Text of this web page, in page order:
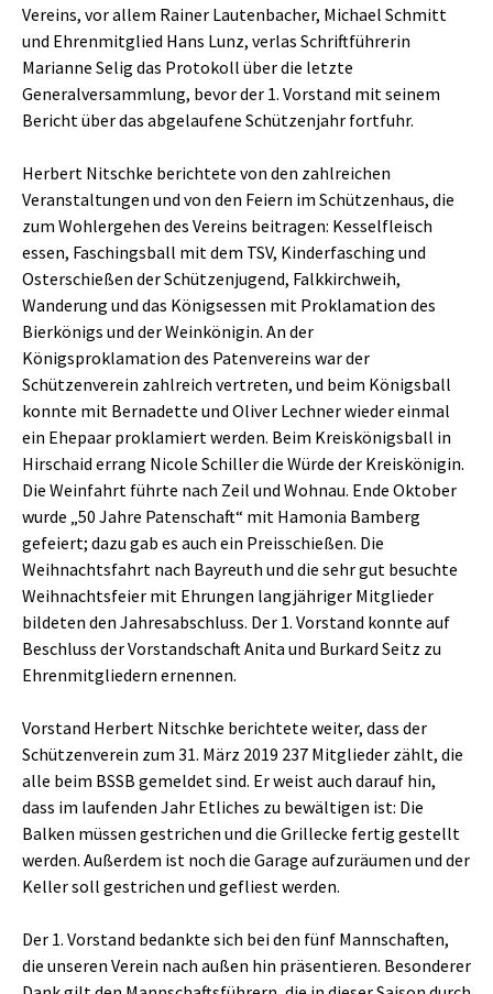
Vereins, vor allem Rainer Lautenbacher, Michael Schmitt
und Ehrenmitglied Hans Lunz, verlas Schriftführerin
Marianne Selig das Protokoll über die letzte
Generalversammlung, bevor der 1. Vorstand mit seinem
Bericht über das abgelaufene Schützenjahr fortfuhr.
Herbert Nitschke berichtete von den zahlreichen
Veranstaltungen und von den Feiern im Schützenhaus, die
zum Wohlergehen des Vereins beitragen: Kesselfleisch
essen, Faschingsball mit dem TSV, Kinderfasching und
Osterschießen der Schützenjugend, Falkkirchweih,
Wanderung und das Königsessen mit Proklamation des
Bierkönigs und der Weinkönigin. An der
Königsproklamation des Patenvereins war der
Schützenverein zahlreich vertreten, und beim Königsball
konnte mit Bernadette und Oliver Lechner wieder einmal
ein Ehepaar proklamiert werden. Beim Kreiskönigsball in
Hirschaid errang Nicole Schiller die Würde der Kreiskönigin.
Die Weinfahrt führte nach Zeil und Wohnau. Ende Oktober
wurde „50 Jahre Patenschaft“ mit Hamonia Bamberg
gefeiert; dazu gab es auch ein Preisschießen. Die
Weihnachtsfahrt nach Bayreuth und die sehr gut besuchte
Weihnachtsfeier mit Ehrungen langjähriger Mitglieder
bildeten den Jahresabschluss. Der 1. Vorstand konnte auf
Beschluss der Vorstandschaft Anita und Burkard Seitz zu
Ehrenmitgliedern ernennen.
Vorstand Herbert Nitschke berichtete weiter, dass der
Schützenverein zum 31. März 2019 237 Mitglieder zählt, die
alle beim BSSB gemeldet sind. Er weist auch darauf hin,
dass im laufenden Jahr Etliches zu bewältigen ist: Die
Balken müssen gestrichen und die Grillecke fertig gestellt
werden. Außerdem ist noch die Garage aufzuräumen und der
Keller soll gestrichen und gefliest werden.
Der 1. Vorstand bedankte sich bei den fünf Mannschaften,
die unseren Verein nach außen hin präsentieren. Besonderer